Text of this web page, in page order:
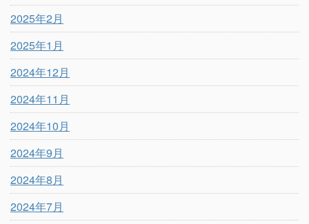
2025年2月
2025年1月
2024年12月
2024年11月
2024年10月
2024年9月
2024年8月
2024年7月